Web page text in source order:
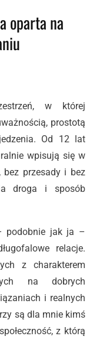
oparta na
w której
prostotą
Od 12 lat
wpisują się w
przesady i bez
droga i sposób
podobnie jak ja –
relacje.
z charakterem
na dobrych
i realnych
są dla mnie kimś
z którą